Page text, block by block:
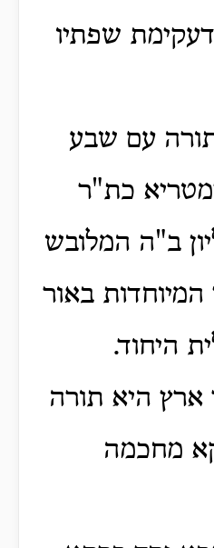
שפתיו
עם שבע
כת"ר
ב"ה המלובש
באור
היחוד.
היא תורה
מחכמה